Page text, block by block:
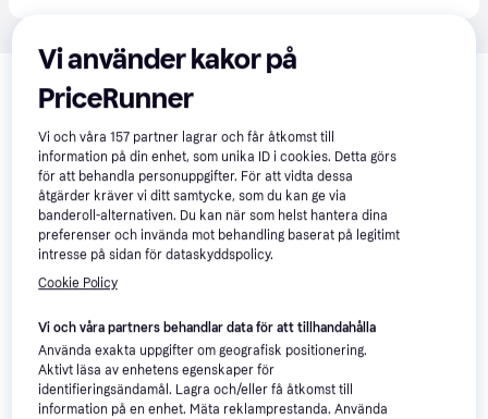
Relaterade produkter
Vi har plockat fram ett urval av produkter som kanske skulle
intressera dig.
Kodak PixPro
AZ528
4.5
2 845 kr
Från 980 kr/mån
Kodak PixPro
AZ255 Red
4.8
2 149 kr 2 130 kr
Vi använder kakor på
PriceRunner
Vi och våra157 partner lagrar och får åtkomst till
information på din enhet, som unika ID i cookies. Detta görs
för att behandla personuppgifter. För att vidta dessa
åtgärder kräver vi ditt samtycke, som du kan ge via
banderoll-alternativen. Du kan när som helst hantera dina
preferenser och invända mot behandling baserat på legitimt
intresse på sidan för dataskyddspolicy.
Cookie Policy
Vi och våra partners behandlar data för att tillhandahålla
Använda exakta uppgifter om geografisk positionering.
Aktivt läsa av enhetens egenskaper för
identifieringsändamål. Lagra och/eller få åtkomst till
information på en enhet. Mäta reklamprestanda. Använda